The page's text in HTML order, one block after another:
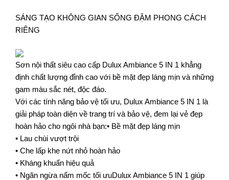
SÁNG TẠO KHÔNG GIAN SỐNG ĐẬM PHONG CÁCH
RIÊNG
Sơn nội thất siêu cao cấp Dulux Ambiance 5 IN 1 khẳng
định chất lượng đỉnh cao với bề mặt đẹp láng mịn và những
gam màu sắc nét, độc đáo.
Với các tính năng bảo vệ tối ưu, Dulux Ambiance 5 IN 1 là
giải pháp toàn diện về trang trí và bảo vệ, đem lại vẻ đẹp
hoàn hảo cho ngôi nhà bạn:• Bề mặt đẹp láng mịn
• Lau chùi vượt trội
• Che lấp khe nứt nhỏ hoàn hảo
• Kháng khuẩn hiệu quả
• Ngăn ngừa nấm mốc tối ưuDulux Ambiance 5 IN 1 giúp